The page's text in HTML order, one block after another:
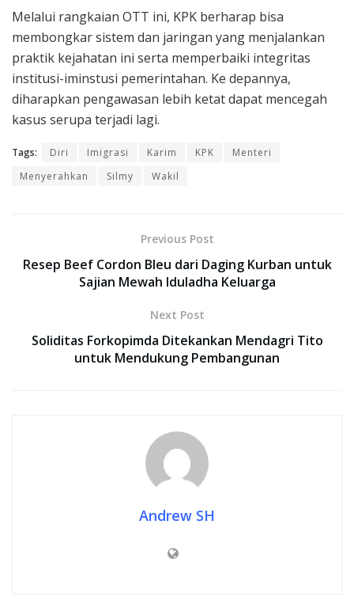
Melalui rangkaian OTT ini, KPK berharap bisa
membongkar sistem dan jaringan yang menjalankan
praktik kejahatan ini serta memperbaiki integritas
institusi-iminstusi pemerintahan. Ke depannya,
diharapkan pengawasan lebih ketat dapat mencegah
kasus serupa terjadi lagi.
Tags: Diri Imigrasi Karim KPK
Menteri
Menyerahkan
Silmy Wakil
Previous Post
Resep Beef Cordon Bleu dari Daging Kurban untuk
Sajian Mewah Iduladha Keluarga
Next Post
Soliditas Forkopimda Ditekankan Mendagri Tito
untuk Mendukung Pembangunan
Andrew SH